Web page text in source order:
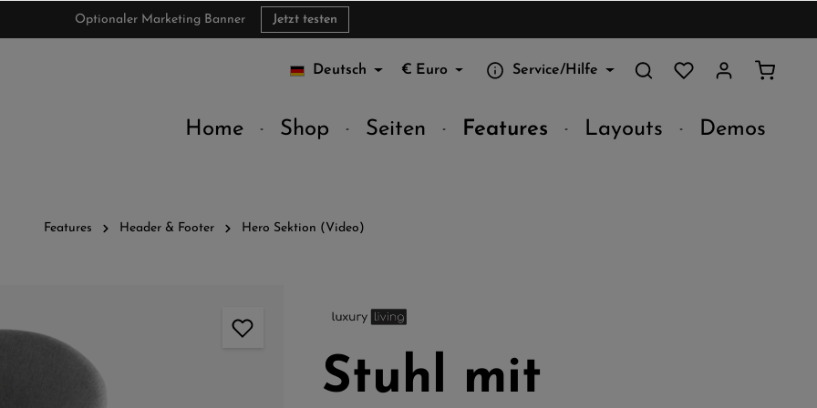
Optionaler Marketing Banner Jetzt testen
Deutsch € Euro Service/Hilfe
Home Shop Seiten Features Layouts Demos
Features Header & Footer Hero Sektion (Video)
Stuhl mit